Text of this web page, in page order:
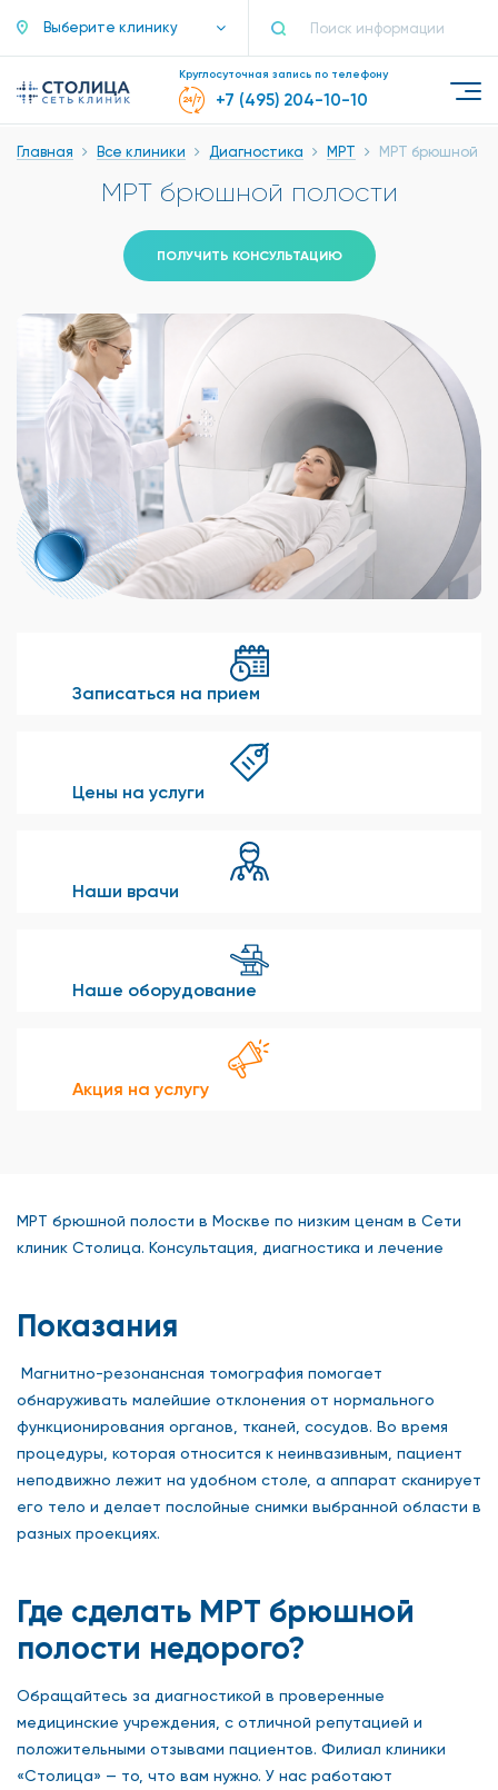
Выберите клинику
Круглосуточная запись по телефону
+7 (495) 204-10-10
Главная Все клиники Диагностика МРТ МРТ брюшной
МРТ брюшной полости
ПОЛУЧИТЬ КОНСУЛЬТАЦИЮ
Записаться на прием
Цены на услуги
Наши врачи
Наше оборудование
Акция на услугу
МРТ брюшной полости в Москве по низким ценам в Сети
клиник Столица. Консультация, диагностика и лечение
Показания
Магнитно-резонансная томография помогает
обнаруживать малейшие отклонения от нормального
функционирования органов, тканей, сосудов. Во время
процедуры, которая относится к неинвазивным, пациент
неподвижно лежит на удобном столе, а аппарат сканирует
его тело и делает послойные снимки выбранной области в
разных проекциях.
Где сделать МРТ брюшной
полости недорого?
Обращайтесь за диагностикой в проверенные
медицинские учреждения, с отличной репутацией и
положительными отзывами пациентов. Филиал клиники
«Столица» — то, что вам нужно. У нас работают